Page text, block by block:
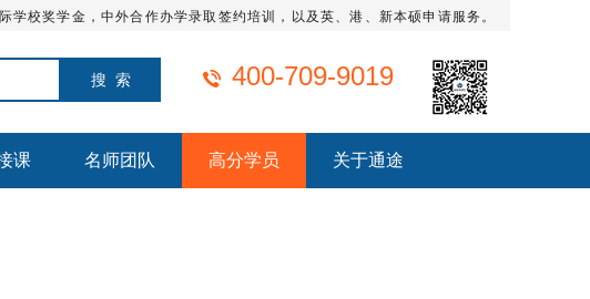
校奖学金，中外合作办学录取签约培训，以及英、港、新本硕申请服务。
400-709-9019
课 名师团队 高分学员 关于通途